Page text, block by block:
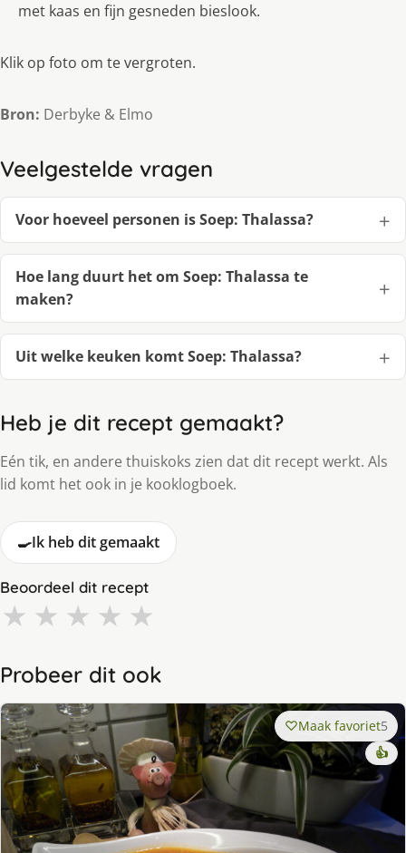
met kaas en fijn gesneden bieslook.
Klik op foto om te vergroten.
Bron: Derbyke & Elmo
Veelgestelde vragen
Voor hoeveel personen is Soep: Thalassa?
Hoe lang duurt het om Soep: Thalassa te
maken?
Uit welke keuken komt Soep: Thalassa?
Heb je dit recept gemaakt?
Eén tik, en andere thuiskoks zien dat dit recept werkt. Als
lid komt het ook in je kooklogboek.
🍳Ik heb dit gemaakt
Beoordeel dit recept
★ ★ ★ ★ ★
Probeer dit ook
Maak favoriet5
👍